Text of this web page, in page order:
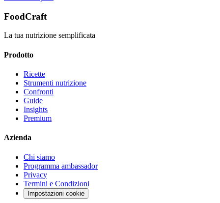
FoodCraft
La tua nutrizione semplificata
Prodotto
Ricette
Strumenti nutrizione
Confronti
Guide
Insights
Premium
Azienda
Chi siamo
Programma ambassador
Privacy
Termini e Condizioni
Impostazioni cookie